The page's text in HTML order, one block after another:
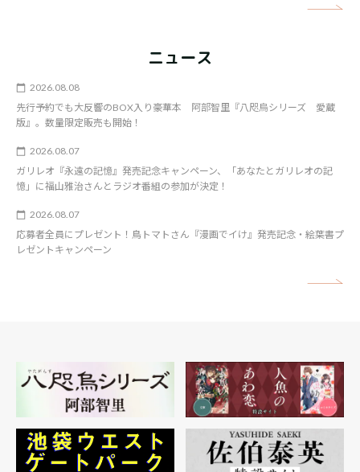
ニュース
2026.08.08
先行予約でも大反響のBOX入り豪華本 阿部智里『八咫烏シリーズ 愛蔵
版』。数量限定販売も開始！
2026.08.07
ガリレオ『永遠の記憶』発売記念キャンペーン、「あなたとガリレオの記
憶」に福山雅治さんとラジオ番組の参加が決定！
2026.08.07
応募者全員にプレゼント！鳥トマトさん『漫画でイけ』発売記念・絵葉書プ
レゼントキャンペーン